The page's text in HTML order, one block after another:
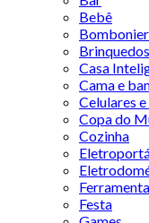
Bebê
Brinquedos
Casa
Cama e
Celulares
Copa do
Cozinha
Festa